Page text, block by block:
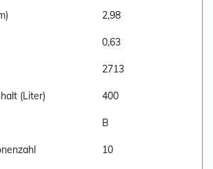
2,98
0,63
2713
(Liter) 400
B
10